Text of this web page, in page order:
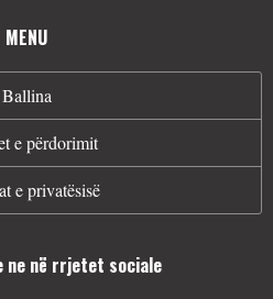
MENU
Ballina
e përdorimit
e privatësisë
ne në rrjetet sociale